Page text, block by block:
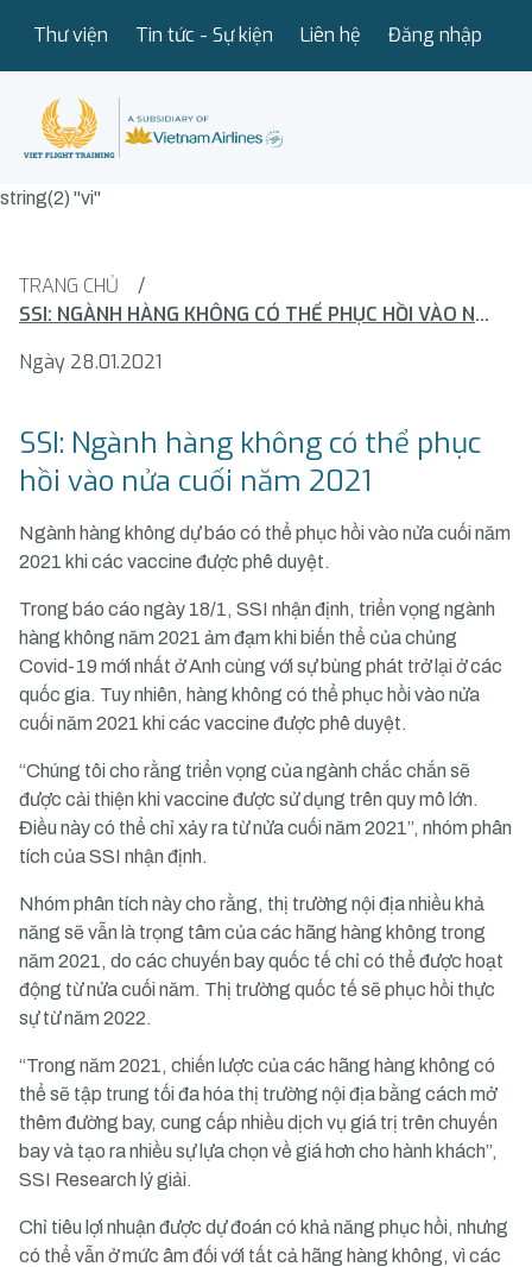
Thư viện Tin tức - Sự kiện Liên hệ Đăng nhập
string(2) "vi"
TRANG CHỦ
/
SSI: NGÀNH HÀNG KHÔNG CÓ THỂ PHỤC HỒI VÀO NỬA CUỐI NĂM 2021
Ngày 28.01.2021
SSI: Ngành hàng không có thể phục
hồi vào nửa cuối năm 2021
Ngành hàng không dự báo có thể phục hồi vào nửa cuối năm
2021 khi các vaccine được phê duyệt.
Trong báo cáo ngày 18/1, SSI nhận định, triển vọng ngành
hàng không năm 2021 ảm đạm khi biến thể của chủng
Covid-19 mới nhất ở Anh cùng với sự bùng phát trở lại ở các
quốc gia. Tuy nhiên, hàng không có thể phục hồi vào nửa
cuối năm 2021 khi các vaccine được phê duyệt.
“Chúng tôi cho rằng triển vọng của ngành chắc chắn sẽ
được cải thiện khi vaccine được sử dụng trên quy mô lớn.
Điều này có thể chỉ xảy ra từ nửa cuối năm 2021”, nhóm phân
tích của SSI nhận định.
Nhóm phân tích này cho rằng, thị trường nội địa nhiều khả
năng sẽ vẫn là trọng tâm của các hãng hàng không trong
năm 2021, do các chuyến bay quốc tế chỉ có thể được hoạt
động từ nửa cuối năm. Thị trường quốc tế sẽ phục hồi thực
sự từ năm 2022.
“Trong năm 2021, chiến lược của các hãng hàng không có
thể sẽ tập trung tối đa hóa thị trường nội địa bằng cách mở
thêm đường bay, cung cấp nhiều dịch vụ giá trị trên chuyến
bay và tạo ra nhiều sự lựa chọn về giá hơn cho hành khách”,
SSI Research lý giải.
Chỉ tiêu lợi nhuận được dự đoán có khả năng phục hồi, nhưng
có thể vẫn ở mức âm đối với tất cả hãng hàng không, vì các